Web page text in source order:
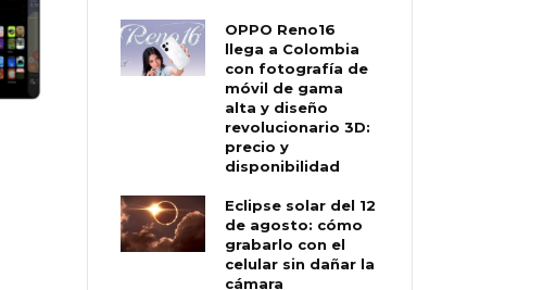
OPPO Reno16
llega a Colombia
con fotografía de
móvil de gama
alta y diseño
revolucionario 3D:
precio y
disponibilidad
Eclipse solar del 12
de agosto: cómo
grabarlo con el
celular sin dañar la
cámara